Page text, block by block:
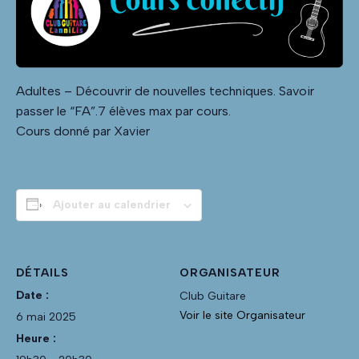
Adultes – Découvrir de nouvelles techniques. Savoir
passer le “FA”.7 élèves max par cours.
Cours donné par Xavier
Ajouter au calendrier
DÉTAILS
Date :
6 mai 2025
Heure :
ORGANISATEUR
Club Guitare
Voir le site Organisateur